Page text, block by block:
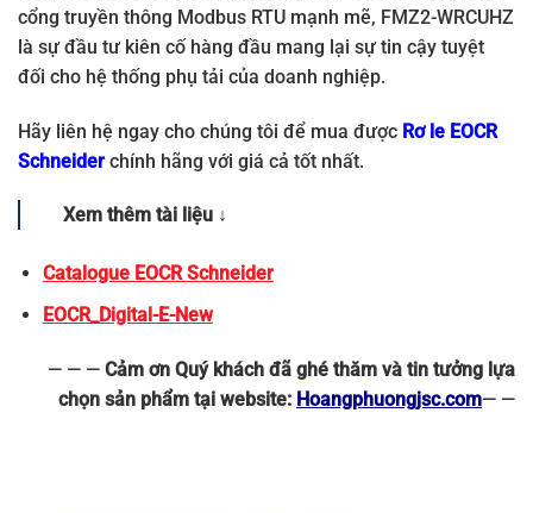
cổng truyền thông Modbus RTU mạnh mẽ, FMZ2-WRCUHZ
là sự đầu tư kiên cố hàng đầu mang lại sự tin cậy tuyệt
đối cho hệ thống phụ tải của doanh nghiệp.
Hãy liên hệ ngay cho chúng tôi để mua được Rơ le EOCR
Schneiderchính hãng với giá cả tốt nhất.
Xem thêm tài liệu ↓
Catalogue EOCR Schneider
EOCR_Digital-E-New
— — — Cảm ơn Quý khách đã ghé thăm và tin tưởng lựa
chọn sản phẩm tại website: Hoangphuongjsc.com— —